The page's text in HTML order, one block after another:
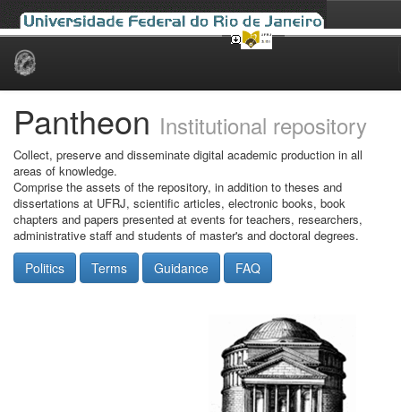
Skip
Pantheon Institutional repository
Collect, preserve and disseminate digital academic production in all
areas of knowledge.
Comprise the assets of the repository, in addition to theses and
dissertations at UFRJ, scientific articles, electronic books, book
chapters and papers presented at events for teachers, researchers,
administrative staff and students of master's and doctoral degrees.
Politics Terms Guidance FAQ